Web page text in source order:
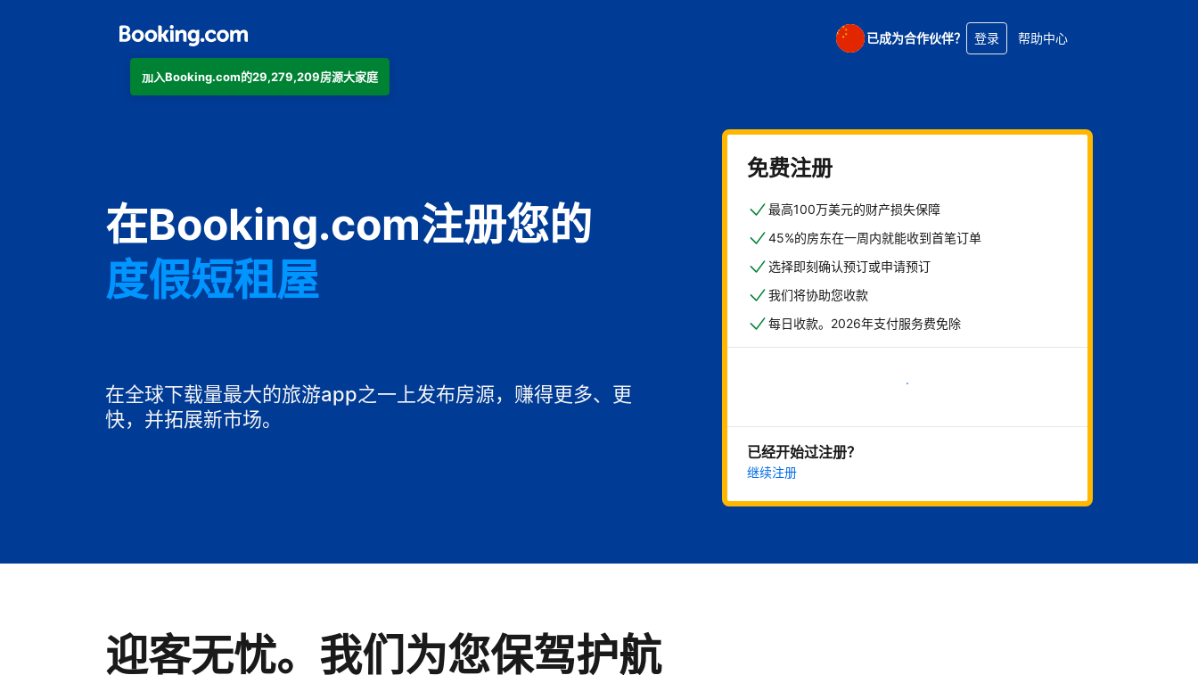
加入Booking.com的29,279,209房源大家庭
已成为合作伙伴？ 登录 帮助中心
在Booking.com注册您的
酒店
度假短租屋
住宿加早餐旅馆
在全球下载量最大的旅游app之一上发布房源，赚得更多、更
快，并拓展新市场。
免费注册
最高100万美元的财产损失保障
45%的房东在一周内就能收到首笔订单
选择即刻确认预订或申请预订
我们将协助您收款
每日收款。2026年支付服务费免除
立即开始
已经开始过注册？
继续注册
迎客无忧。我们为您保驾护航